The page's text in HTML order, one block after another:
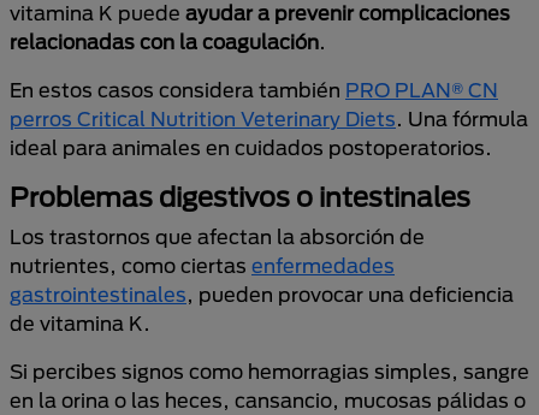
vitamina K puede ayudar a prevenir complicaciones
relacionadas con la coagulación.
En estos casos considera también PRO PLAN® CN
perros Critical Nutrition Veterinary Diets. Una fórmula
ideal para animales en cuidados postoperatorios.
Problemas digestivos o intestinales
Los trastornos que afectan la absorción de
nutrientes, como ciertas enfermedades
gastrointestinales, pueden provocar una deficiencia
de vitamina K.
Si percibes signos como hemorragias simples, sangre
en la orina o las heces, cansancio, mucosas pálidas o